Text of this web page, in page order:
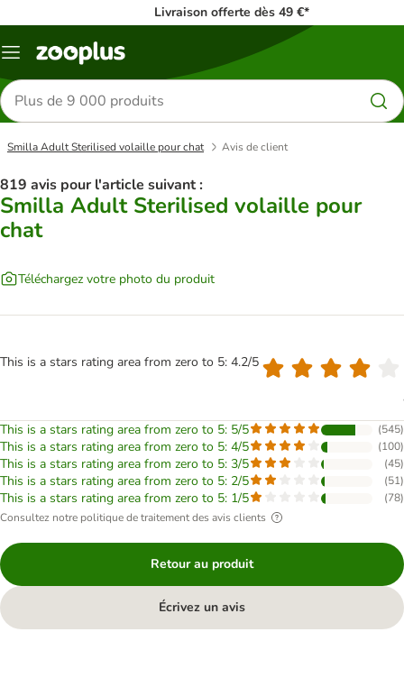
Livraison offerte dès 49 €*
Menu
Rechercher
des
produits
Smilla Adult Sterilised volaille pour chat Avis de client
819 avis pour l'article suivant :
Smilla Adult Sterilised volaille pour
chat
Téléchargez votre photo du produit
This is a stars rating area from zero to 5: 4.2/5
This is a stars rating area from zero to 5: 5/5 (545)
This is a stars rating area from zero to 5: 4/5 (100)
This is a stars rating area from zero to 5: 3/5 (45)
This is a stars rating area from zero to 5: 2/5 (51)
This is a stars rating area from zero to 5: 1/5 (78)
Consultez notre politique de traitement des avis clients
Retour au produit
Écrivez un avis